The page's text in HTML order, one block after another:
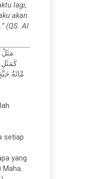
lagi,
akan
(QS. Al
مَثَلُ
مِّائَةُ
setiap
yang
Maha